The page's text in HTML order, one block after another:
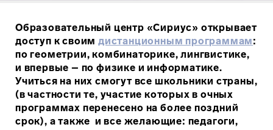
Образовательный центр «Сириус» открывает
доступ к своимдистанционным программам:
по геометрии, комбинаторике, лингвистике,
и впервые – по физике и информатике.
Учиться на них смогут все школьники страны,
(в частности те, участие которых в очных
программах перенесено на более поздний
срок), а также и все желающие: педагоги,